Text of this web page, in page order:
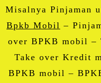
Misalnya Pinjaman
Bpkb Mobil –
over BPKB mobil –
Take over Kredit
BPKB mobil –